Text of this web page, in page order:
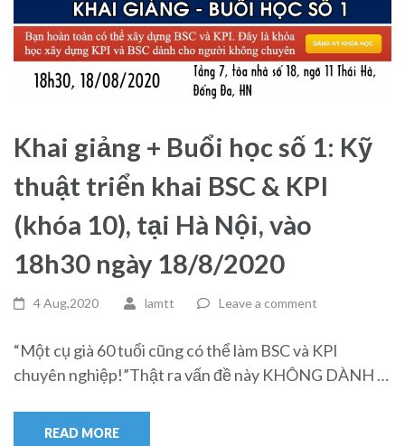
Khai giảng + Buổi học số 1: Kỹ
thuật triển khai BSC & KPI
(khóa 10), tại Hà Nội, vào
18h30 ngày 18/8/2020
4 Aug,2020 lamtt Leave a comment
“Một cụ già 60 tuổi cũng có thể làm BSC và KPI
chuyên nghiệp!”Thật ra vấn đề này KHÔNG DÀNH …
READ MORE